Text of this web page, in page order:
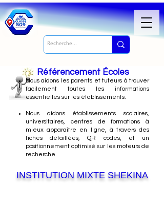
Référencement Écoles
Nousaidons les parents et tuteurs à trouver
facilement toutes les informations
essentielles sur les établissements.
Nous aidons établissements scolaires,
universitaires, centres de formations à
mieux apparaître en ligne, à travers des
fiches détaillées, QR codes, et un
positionnement optimisé sur les moteurs de
recherche.
INSTITUTION MIXTE SHEKINA